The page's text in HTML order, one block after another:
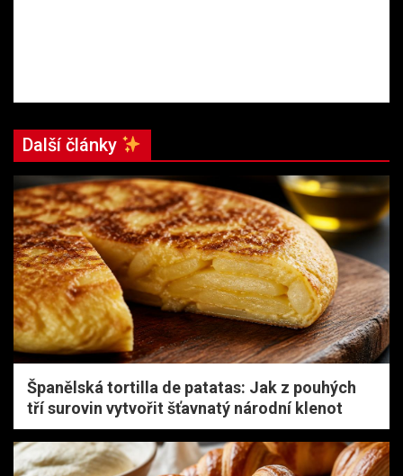
Další články
Španělská tortilla de patatas: Jak z pouhých
tří surovin vytvořit šťavnatý národní klenot